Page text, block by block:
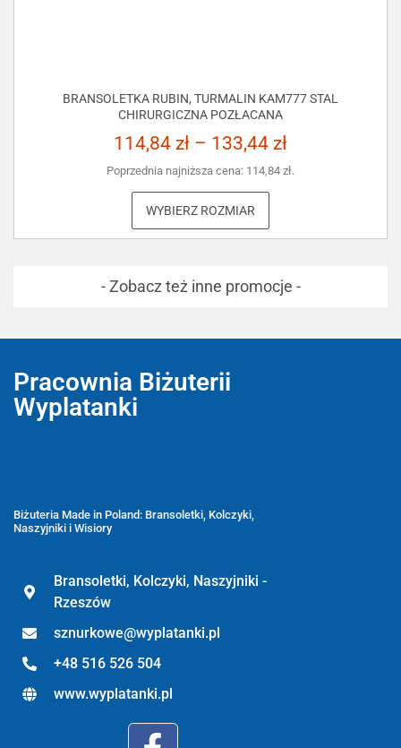
BRANSOLETKA RUBIN, TURMALIN KAM777 STAL
CHIRURGICZNA POZŁACANA
114,84 zł – 133,44 zł
Poprzednia najniższa cena: 114,84 zł.
WYBIERZ ROZMIAR
- Zobacz też inne promocje -
Pracownia Biżuterii
Wyplatanki
Biżuteria Made in Poland: Bransoletki, Kolczyki,
Naszyjniki i Wisiory
Bransoletki, Kolczyki, Naszyjniki -
Rzeszów
sznurkowe@wyplatanki.pl
+48 516 526 504
www.wyplatanki.pl